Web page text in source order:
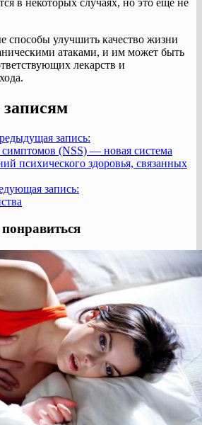
способы улучшить качество жизни
атаками, и им может быть
лекарств и
запись:
(NSS) — новая система
психического здоровья, связанных
запись: